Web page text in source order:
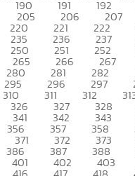
190 191 192
205 206 207
220 221 222
235 236 237
250 251 252
265 266 267
280 281 282
295 296 297
310 311 312
326 327 328
341 342 343
356 357 358
371 372 373
386 387 388
401 402 403